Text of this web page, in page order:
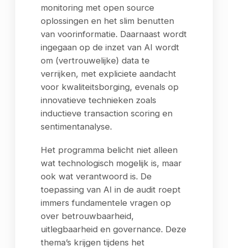
monitoring met open source
oplossingen en het slim benutten
van voorinformatie. Daarnaast wordt
ingegaan op de inzet van AI wordt
om (vertrouwelijke) data te
verrijken, met expliciete aandacht
voor kwaliteitsborging, evenals op
innovatieve technieken zoals
inductieve transaction scoring en
sentimentanalyse.
Het programma belicht niet alleen
wat technologisch mogelijk is, maar
ook wat verantwoord is. De
toepassing van AI in de audit roept
immers fundamentele vragen op
over betrouwbaarheid,
uitlegbaarheid en governance. Deze
thema’s krijgen tijdens het